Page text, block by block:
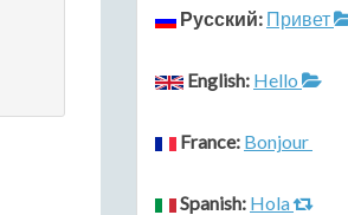
Русский: Привет
English: Hello
France: Bonjour
Spanish: Hola